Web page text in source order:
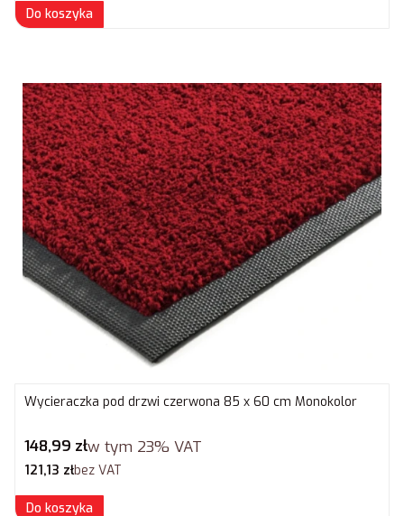
Do koszyka
Wycieraczka pod drzwi czerwona 85 x 60 cm Monokolor
Cena brutto
148,99 złw tym 23% VAT
Cena netto
121,13 złbez VAT
Do koszyka